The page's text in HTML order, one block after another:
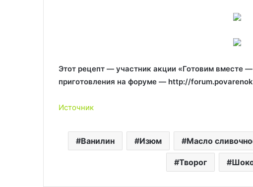
Этот рецепт — участник акции «Готовим вместе
приготовления на форуме — http://
Источник
Ванилин Изюм Масло
Творог